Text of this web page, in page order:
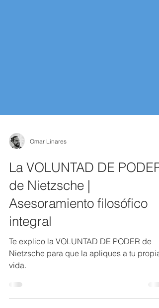
Omar Linares
La VOLUNTAD DE PODER
de Nietzsche |
Asesoramiento filosófico
integral
Te explico la VOLUNTAD DE PODER de
vida.